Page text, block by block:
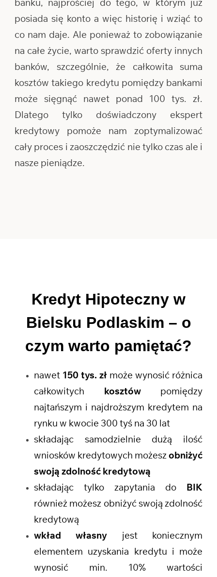
banku, najprościej do tego, w którym już
posiada się konto a więc historię i wziąć to
co nam daje. Ale ponieważ to zobowiązanie
na całe życie, warto sprawdzić oferty innych
banków, szczególnie, że całkowita suma
kosztów takiego kredytu pomiędzy bankami
może sięgnąć nawet ponad 100 tys. zł.
Dlatego tylko doświadczony ekspert
kredytowy pomoże nam zoptymalizować
cały proces i zaoszczędzić nie tylko czas ale i
nasze pieniądze.
Kredyt Hipoteczny w
Bielsku Podlaskim – o
czym warto pamiętać?
nawet 150 tys. zł może wynosić różnica
całkowitych kosztówpomiędzy
najtańszym i najdroższym kredytem na
rynku w kwocie 300 tyś na 30 lat
składając samodzielnie dużą ilość
wniosków kredytowych możesz obniżyć
swoją zdolność kredytową
składając tylko zapytania do BIK
również możesz obniżyć swoją zdolność
kredytową
wkład własny jest koniecznym
elementem uzyskania kredytu i może
wynosić min. 10% wartości